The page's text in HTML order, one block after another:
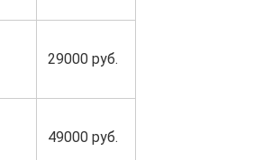
29000 руб.
49000 руб.